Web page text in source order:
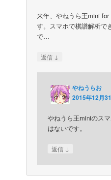
来年、やねうら王mini
す。スマホで棋譜解析で
で…
返信 ↓
やねうらお
2015年12月
やねうら王miniのス
はないです。
返信 ↓